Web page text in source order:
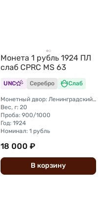
Монета 1 рубль 1924 ПЛ
слаб CPRC MS 63
UNC Серебро Слаб
Монетный двор: Ленинградский (ЛМД)
Вес, г: 20
Проба: 900/1000
Год: 1924
Номинал: 1 рубль
18 000 ₽
В корзину